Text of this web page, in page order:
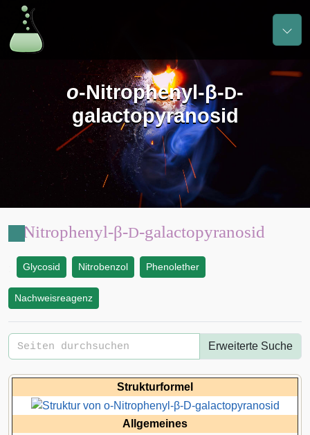
o-Nitrophenyl-β-D-
galactopyranosid
-Nitrophenyl-β-D-galactopyranosid
Glycosid Nitrobenzol Phenolether
Nachweisreagenz
Erweiterte Suche
Strukturformel
Allgemeines